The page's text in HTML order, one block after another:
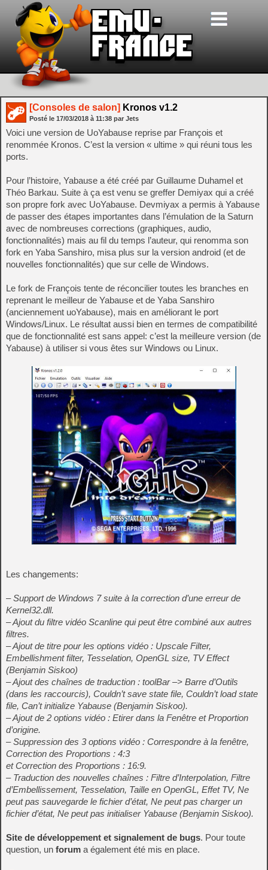
[Consoles de salon] Kronos v1.2
Posté le 17/03/2018 à 11:38 par Jets
Voici une version de UoYabause reprise par François et
renommée Kronos. C’est la version « ultime » qui réuni tous les
ports.
Pour l’histoire, Yabause a été créé par Guillaume Duhamel et
Théo Barkau. Suite à ça est venu se greffer Demiyax qui a créé
son propre fork avec UoYabause. Devmiyax a permis à Yabause
de passer des étapes importantes dans l’émulation de la Saturn
avec de nombreuses corrections (graphiques, audio,
fonctionnalités) mais au fil du temps l’auteur, qui renomma son
fork en Yaba Sanshiro, misa plus sur la version android (et de
nouvelles fonctionnalités) que sur celle de Windows.
Le fork de François tente de réconcilier toutes les branches en
reprenant le meilleur de Yabause et de Yaba Sanshiro
(anciennement uoYabause), mais en améliorant le port
Windows/Linux. Le résultat aussi bien en termes de compatibilité
que de fonctionnalité est sans appel: c’est la meilleure version (de
Yabause) à utiliser si vous êtes sur Windows ou Linux.
Les changements:
– Support de Windows 7 suite à la correction d’une erreur de
Kernel32.dll.
– Ajout du filtre vidéo Scanline qui peut être combiné aux autres
filtres.
– Ajout de titre pour les options vidéo : Upscale Filter,
Embellishment filter, Tesselation, OpenGL size, TV Effect
(Benjamin Siskoo)
– Ajout des chaînes de traduction : toolBar –> Barre d’Outils
(dans les raccourcis), Couldn’t save state file, Couldn’t load state
file, Can’t initialize Yabause (Benjamin Siskoo).
– Ajout de 2 options vidéo : Etirer dans la Fenêtre et Proportion
d’origine.
– Suppression des 3 options vidéo : Correspondre à la fenêtre,
Correction des Proportions : 4:3
et Correction des Proportions : 16:9.
– Traduction des nouvelles chaînes : Filtre d’Interpolation, Filtre
d’Embellissement, Tesselation, Taille en OpenGL, Effet TV, Ne
peut pas sauvegarde le fichier d’état, Ne peut pas charger un
fichier d’état, Ne peut pas initialiser Yabause (Benjamin Siskoo).
Site de développement et signalement de bugs. Pour toute
question, un forum a également été mis en place.